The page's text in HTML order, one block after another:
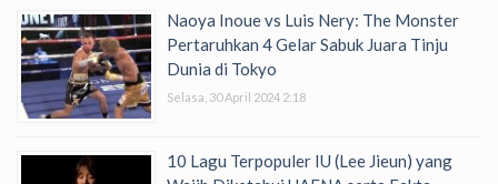
Naoya Inoue vs Luis Nery: The Monster
Pertaruhkan 4 Gelar Sabuk Juara Tinju
Dunia di Tokyo
Selasa, 30 April 2024 2:18
10 Lagu Terpopuler IU (Lee Jieun) yang